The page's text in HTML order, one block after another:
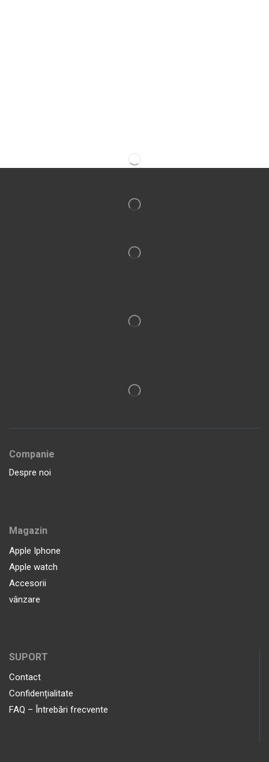
Companie
Despre noi
Magazin
Apple Iphone
Apple watch
Accesorii
vânzare
SUPORT
Contact
Confidențialitate
FAQ – Întrebări frecvente